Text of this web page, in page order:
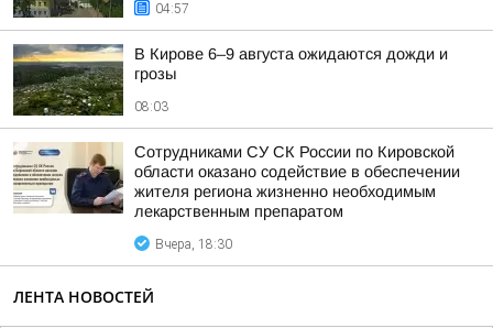
04:57
В Кирове 6–9 августа ожидаются дожди и
грозы
08:03
Сотрудниками СУ СК России по Кировской
области оказано содействие в обеспечении
жителя региона жизненно необходимым
лекарственным препаратом
Вчера, 18:30
ЛЕНТА НОВОСТЕЙ